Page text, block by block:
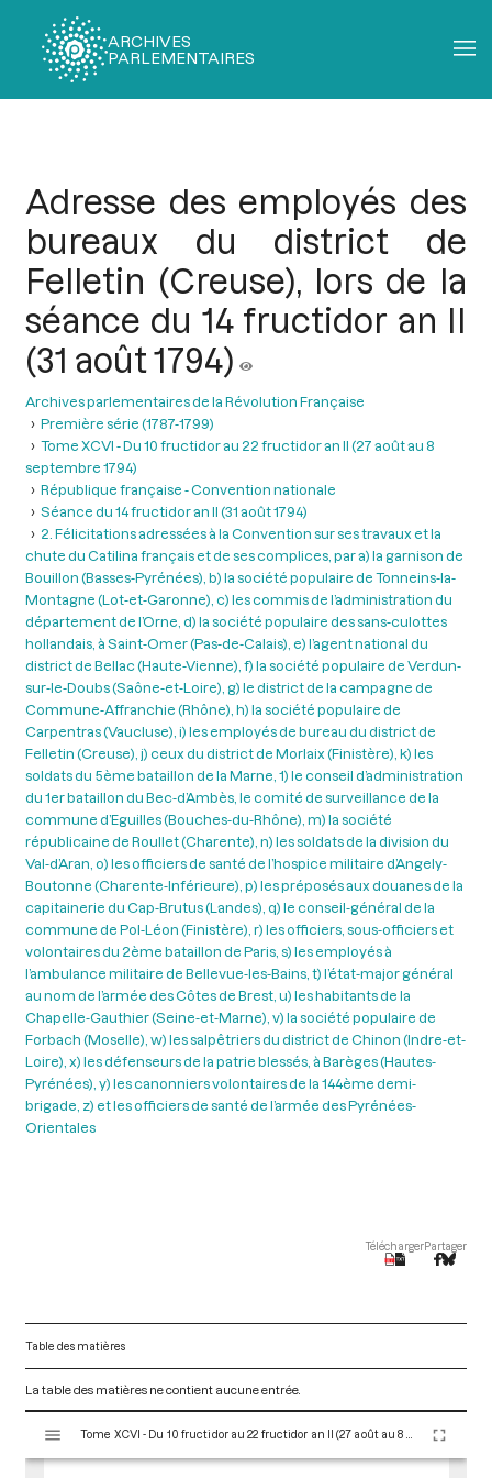
ARCHIVES
PARLEMENTAIRES
Adresse des employés des
bureaux du district de
Felletin (Creuse), lors de la
séance du 14 fructidor an II
(31 août 1794)
Archives parlementaires de la Révolution Française
Première série (1787-1799)
Tome XCVI - Du 10 fructidor au 22 fructidor an II (27 août au 8
septembre 1794)
République française - Convention nationale
Séance du 14 fructidor an II (31 août 1794)
2. Félicitations adressées à la Convention sur ses travaux et la
chute du Catilina français et de ses complices, par a) la garnison de
Bouillon (Basses-Pyrénées), b) la société populaire de Tonneins-la-
Montagne (Lot-et-Garonne), c) les commis de l’administration du
département de l’Orne, d) la société populaire des sans-culottes
hollandais, à Saint-Omer (Pas-de-Calais), e) l’agent national du
district de Bellac (Haute-Vienne), f) la société populaire de Verdun-
sur-le-Doubs (Saône-et-Loire), g) le district de la campagne de
Commune-Affranchie (Rhône), h) la société populaire de
Carpentras (Vaucluse), i) les employés de bureau du district de
Felletin (Creuse), j) ceux du district de Morlaix (Finistère), k) les
soldats du 5ème bataillon de la Marne, 1) le conseil d’administration
du 1er bataillon du Bec-d’Ambès, le comité de surveillance de la
commune d’Eguilles (Bouches-du-Rhône), m) la société
républicaine de Roullet (Charente), n) les soldats de la division du
Val-d’Aran, o) les officiers de santé de l’hospice militaire d’Angely-
Boutonne (Charente-Inférieure), p) les préposés aux douanes de la
capitainerie du Cap-Brutus (Landes), q) le conseil-général de la
commune de Pol-Léon (Finistère), r) les officiers, sous-officiers et
volontaires du 2ème bataillon de Paris, s) les employés à
l’ambulance militaire de Bellevue-les-Bains, t) l’état-major général
au nom de l’armée des Côtes de Brest, u) les habitants de la
Chapelle-Gauthier (Seine-et-Marne), v) la société populaire de
Forbach (Moselle), w) les salpêtriers du district de Chinon (Indre-et-
Loire), x) les défenseurs de la patrie blessés, à Barèges (Hautes-
Pyrénées), y) les canonniers volontaires de la 144ème demi-
brigade, z) et les officiers de santé de l’armée des Pyrénées-
Orientales
TéléchargerPartager
Table des matières
La table des matières ne contient aucune entrée.
s